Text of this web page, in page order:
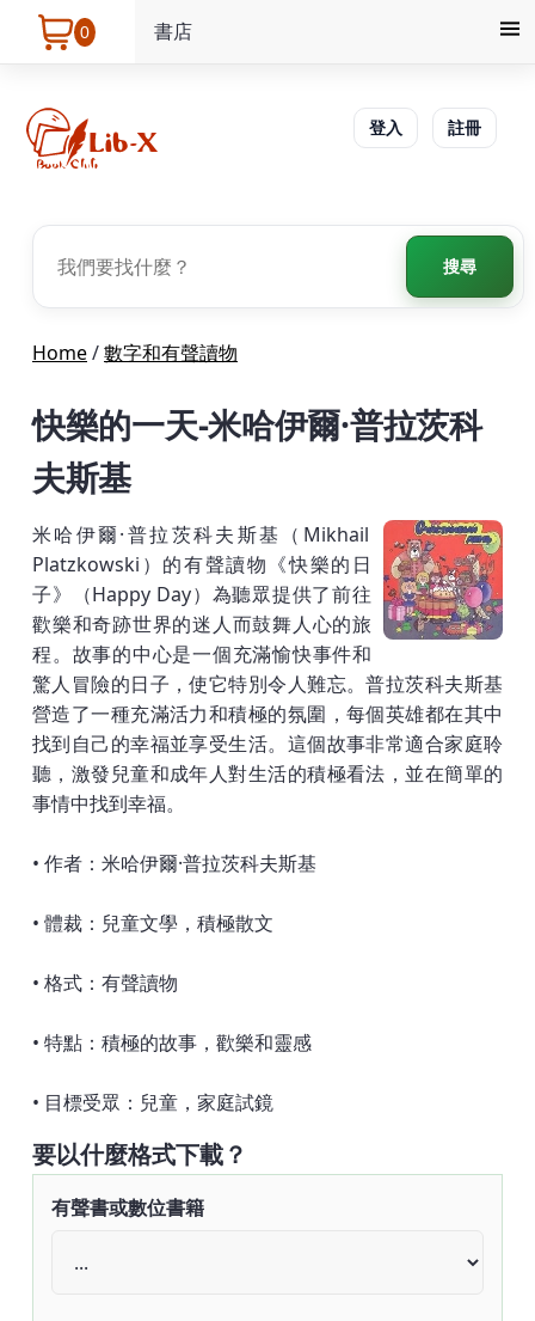
0 書店
登入 註冊
搜尋
Home/數字和有聲讀物
快樂的一天-米哈伊爾·普拉茨科
夫斯基
米哈伊爾·普拉茨科夫斯基（Mikhail
Platzkowski）的有聲讀物《快樂的日
子》（Happy Day）為聽眾提供了前往
歡樂和奇跡世界的迷人而鼓舞人心的旅
程。故事的中心是一個充滿愉快事件和
驚人冒險的日子，使它特別令人難忘。普拉茨科夫斯基
營造了一種充滿活力和積極的氛圍，每個英雄都在其中
找到自己的幸福並享受生活。這個故事非常適合家庭聆
聽，激發兒童和成年人對生活的積極看法，並在簡單的
事情中找到幸福。
• 作者：米哈伊爾·普拉茨科夫斯基
• 體裁：兒童文學，積極散文
• 格式：有聲讀物
• 特點：積極的故事，歡樂和靈感
• 目標受眾：兒童，家庭試鏡
要以什麼格式下載？
有聲書或數位書籍